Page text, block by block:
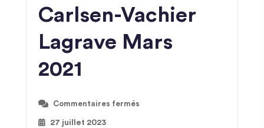
Carlsen-Vachier
Lagrave Mars
2021
Commentaires fermés
27 juillet 2023